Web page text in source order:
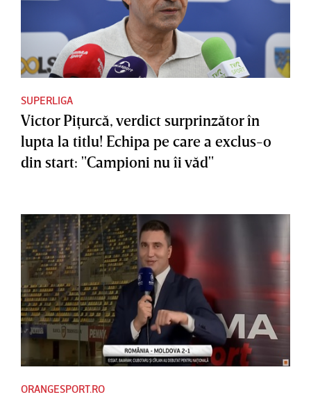
SUPERLIGA
Victor Piţurcă, verdict surprinzător în
lupta la titlu! Echipa pe care a exclus-o
din start: "Campioni nu îi văd"
ORANGESPORT.RO